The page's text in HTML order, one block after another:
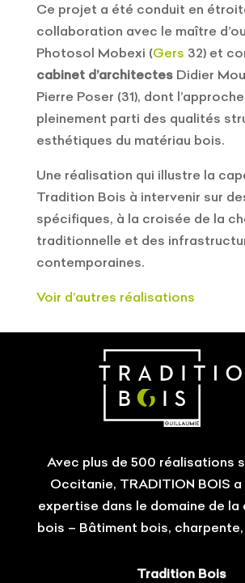
Ce projet a été conduit en
collaboration avec le maître
Photosol Mobexi (Gers 32) et
cabinet d’architectesDidier
Pierre Poser (31), dont
pleinement parti des qualités
esthétiques du matériau bois.
Une réalisation qui illustre la
Tradition Bois à intervenir sur
spécifiques, à la croisée de la
traditionnelle et des
contemporaines.
Voir d’autres réalisations
Avec plus de 500 réalisations
Occitanie, TRADITION BOIS
expertise dans le domaine de
bois – Bâtiment bois,
Tradition Bois